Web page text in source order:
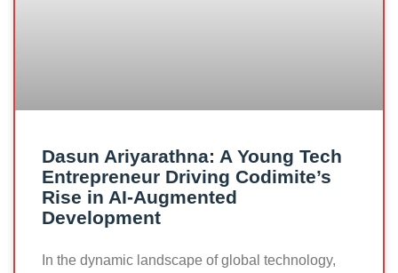
Dasun Ariyarathna: A Young Tech
Entrepreneur Driving Codimite’s
Rise in AI-Augmented
Development
In the dynamic landscape of global technology,